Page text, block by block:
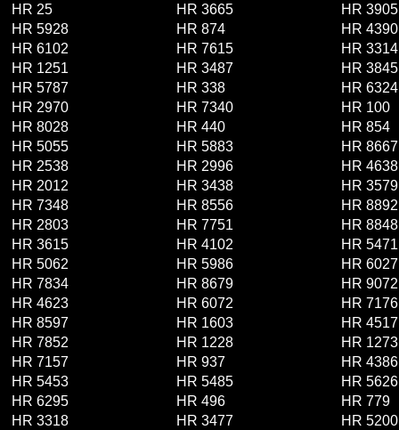
HR 25
HR 3665
HR 3905
HR 5928
HR 874
HR 4390
HR 6102
HR 7615
HR 3314
HR 1251
HR 3487
HR 3845
HR 5787
HR 338
HR 6324
HR 2970
HR 7340
HR 100
HR 8028
HR 440
HR 854
HR 5055
HR 5883
HR 8667
HR 2538
HR 2996
HR 4638
HR 2012
HR 3438
HR 3579
HR 7348
HR 8556
HR 8892
HR 2803
HR 7751
HR 8848
HR 3615
HR 4102
HR 5471
HR 5062
HR 5986
HR 6027
HR 7834
HR 8679
HR 9072
HR 4623
HR 6072
HR 7176
HR 8597
HR 1603
HR 4517
HR 7852
HR 1228
HR 1273
HR 7157
HR 937
HR 4386
HR 5453
HR 5485
HR 5626
HR 6295
HR 496
HR 779
HR 3318
HR 3477
HR 5200